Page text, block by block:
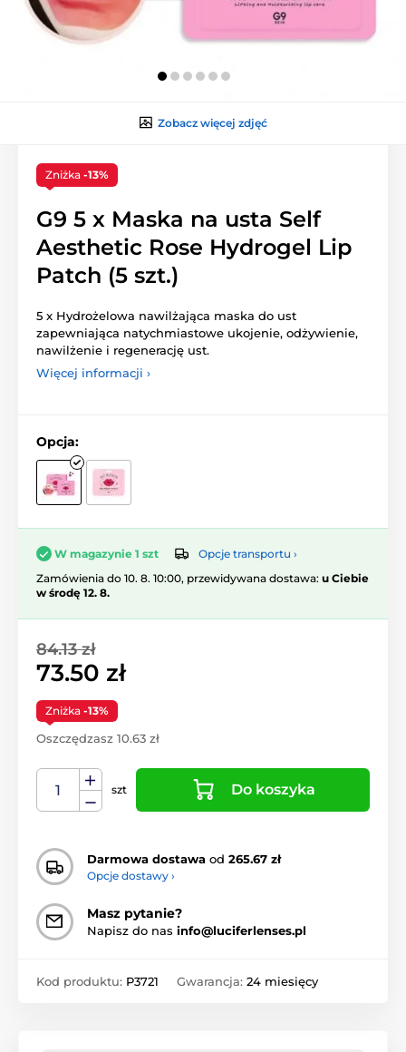
Zobacz więcej zdjęć
Zniżka -13%
G9 5 x Maska na usta Self
Aesthetic Rose Hydrogel Lip
Patch (5 szt.)
5 x Hydrożelowa nawilżająca maska do ust
zapewniająca natychmiastowe ukojenie, odżywienie,
nawilżenie i regenerację ust.
Więcej informacji ›
Opcja:
W magazynie 1 szt
Opcje transportu ›
Zamówienia do 10. 8. 10:00, przewidywana dostawa: u Ciebie
w środę 12. 8.
84.13 zł
73.50 zł
Zniżka -13%
Oszczędzasz 10.63 zł
szt Do koszyka
Darmowa dostawa od 265.67 zł
Opcje dostawy ›
Masz pytanie?
Napisz do nas info@luciferlenses.pl
Kod produktu: P3721 Gwarancja: 24 miesięcy